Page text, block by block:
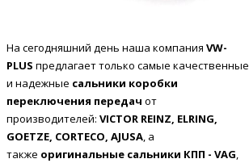
На сегодняшний день наша компания VW-
PLUS предлагает только самые качественные
и надежные сальники коробки
переключения передач от
производителей: VICTOR REINZ, ELRING,
GOETZE, CORTECO, AJUSA , а
также оригинальные сальники КПП - VAG